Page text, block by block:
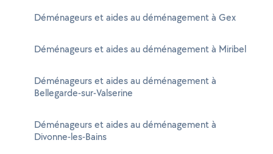
Déménageurs et aides au déménagement à Gex
Déménageurs et aides au déménagement à Miribel
Déménageurs et aides au déménagement à
Bellegarde-sur-Valserine
Déménageurs et aides au déménagement à
Divonne-les-Bains